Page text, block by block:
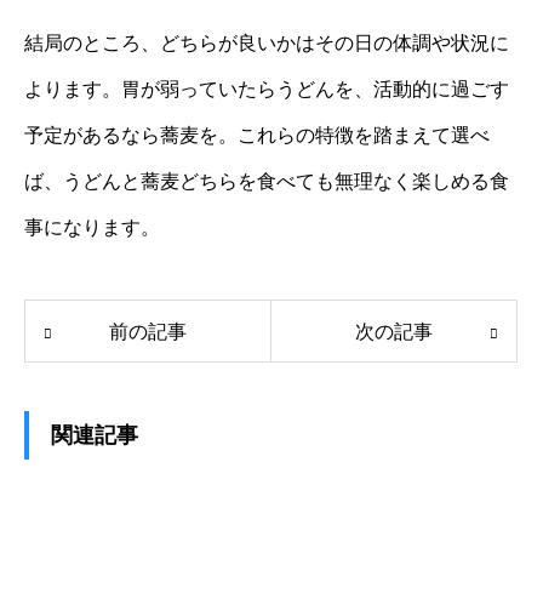
結局のところ、どちらが良いかはその日の体調や状況に
よります。胃が弱っていたらうどんを、活動的に過ごす
予定があるなら蕎麦を。これらの特徴を踏まえて選べ
ば、うどんと蕎麦どちらを食べても無理なく楽しめる食
事になります。
前の記事 次の記事
関連記事